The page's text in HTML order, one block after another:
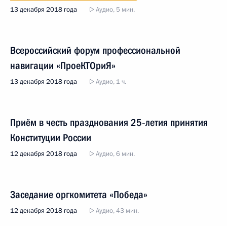
13 декабря 2018 года Аудио, 5 мин.
Всероссийский форум профессиональной
навигации «ПроеКТОриЯ»
13 декабря 2018 года Аудио, 1 ч.
Приём в честь празднования 25‑летия принятия
Конституции России
12 декабря 2018 года Аудио, 6 мин.
Заседание оргкомитета «Победа»
12 декабря 2018 года Аудио, 43 мин.